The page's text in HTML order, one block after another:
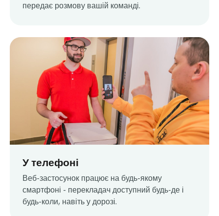
передає розмову вашій команді.
У телефоні
Веб-застосунок працює на будь-якому
смартфоні - перекладач доступний будь-де і
будь-коли, навіть у дорозі.